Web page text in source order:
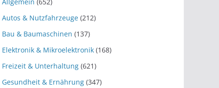
Autos & Nutzfahrzeuge (212)
Bau & Baumaschinen (137)
Elektronik & Mikroelektronik (168)
Freizeit & Unterhaltung (621)
Gesundheit & Ernährung (347)